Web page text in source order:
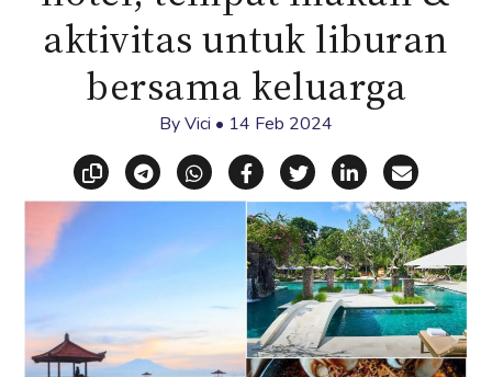
aktivitas untuk liburan
bersama keluarga
ByVici • 14 Feb 2024
Copy linkShare via Telegram
Share via WhatsApp
Share on Facebook
Share on X
Share on
Share